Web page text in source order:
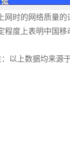
时的网络质量的
程度上表明中国
以上数据均来源